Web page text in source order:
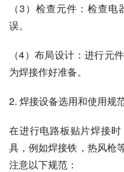
（3）检查元件：检查
误。
（4）布局设计：进行元
为焊接作好准备。
2. 焊接设备选用和使用规
在进行电路板贴片焊接
具，例如焊接铁，热风枪
注意以下规范：